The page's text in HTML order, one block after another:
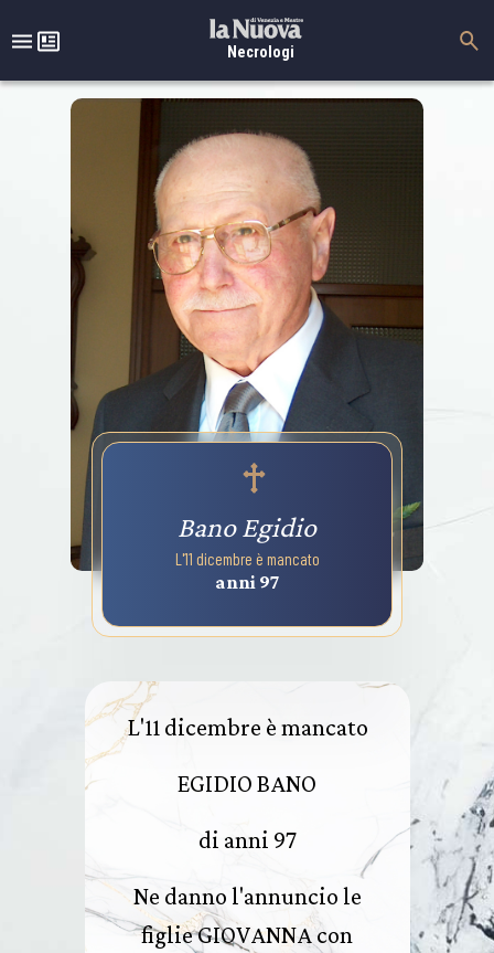
Necrologi
Bano Egidio
L'11 dicembre è mancato
anni 97
L'11 dicembre è mancato
EGIDIO BANO
di anni 97
Ne danno l'annuncio le
figlie GIOVANNA con